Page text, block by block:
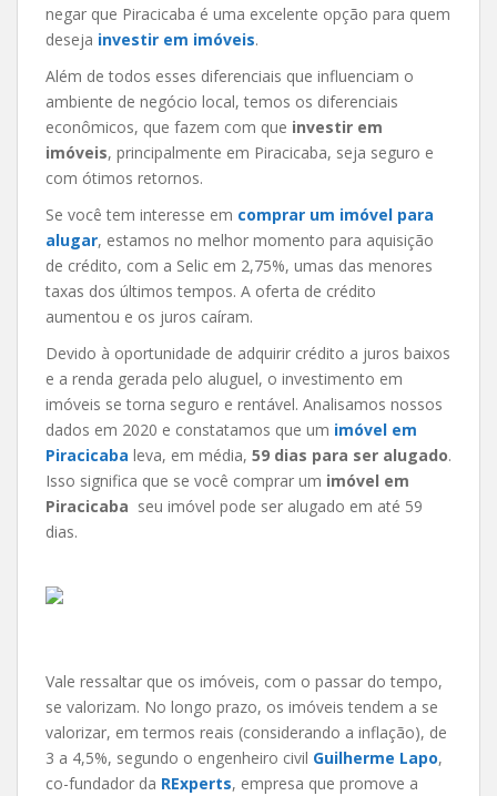
negar que Piracicaba é uma excelente opção para quem
deseja investir em imóveis.
Além de todos esses diferenciais que influenciam o
ambiente de negócio local, temos os diferenciais
econômicos, que fazem com que investir em
imóveis, principalmente em Piracicaba, seja seguro e
com ótimos retornos.
Se você tem interesse em comprar um imóvel para
alugar, estamos no melhor momento para aquisição
de crédito, com a Selic em 2,75%, umas das menores
taxas dos últimos tempos. A oferta de crédito
aumentou e os juros caíram.
Devido à oportunidade de adquirir crédito a juros baixos
e a renda gerada pelo aluguel, o investimento em
imóveis se torna seguro e rentável. Analisamos nossos
dados em 2020 e constatamos que um imóvel em
Piracicaba leva, em média, 59 dias para ser alugado.
Isso significa que se você comprar um imóvel em
Piracicaba seu imóvel pode ser alugado em até 59
dias.
Vale ressaltar que os imóveis, com o passar do tempo,
se valorizam. No longo prazo, os imóveis tendem a se
valorizar, em termos reais (considerando a inflação), de
3 a 4,5%, segundo o engenheiro civil Guilherme Lapo,
co-fundador da RExperts, empresa que promove a